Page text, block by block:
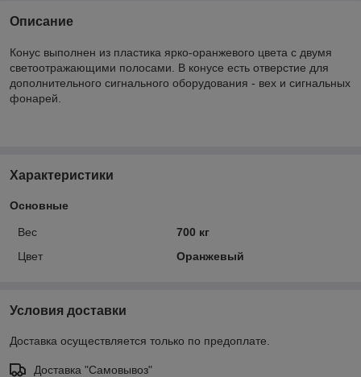
Описание
Конус выполнен из пластика ярко-оранжевого цвета с двумя
светоотражающими полосами. В конусе есть отверстие для
дополнительного сигнального оборудования - вех и сигнальных
фонарей.
Характеристики
Основные
Вес
700 кг
Цвет
Оранжевый
Условия доставки
Доставка осуществляется только по предоплате.
Доставка "Самовывоз"